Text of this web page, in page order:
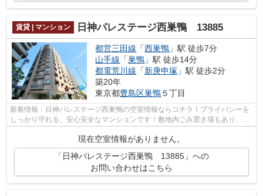
賃貸 | マンション 日神パレステージ西巣鴨 13885
都営三田線 「西巣鴨 」駅 徒歩7分
山手線 「巣鴨 」駅 徒歩14分
都電荒川線 「新庚申塚 」駅 徒歩2分
築20年
東京都豊島区巣鴨５丁目
新着情報：日神パレステージ西巣鴨の空室情報ならコチラ！プライバシーを
しっかり守れる、安心安全なマンションです！敷地内ごみ置き場もあり、ゴ
ミ捨ても楽々！13階建てで街並みにも...
現在空室情報がありません。
「日神パレステージ西巣鴨 13885」への
お問い合わせはこちら